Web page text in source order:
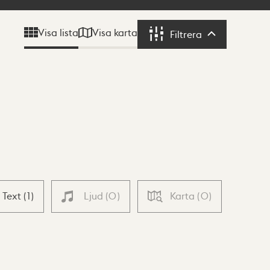
Visa lista Visa karta Filtrera Filtrera
Text (1) Ljud (0) Karta (0)